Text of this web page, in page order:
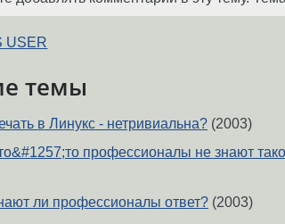
USER
темы
в Линукс - нетривиальна? (2003)
профессионалы не знают
ли профессионалы ответ? (2003)